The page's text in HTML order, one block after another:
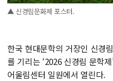
▲ 신경림문화제 포스터.
한국 현대문학의 거장인 신경
를 기리는 ‘2026 신경림 문학
어울림센터 일원에서 열린다.